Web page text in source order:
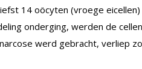
14 oöcyten (vroege
onderging, werden de
werd gebracht, verliep